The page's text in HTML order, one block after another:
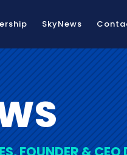
SkyNews
FOUNDER & CEO